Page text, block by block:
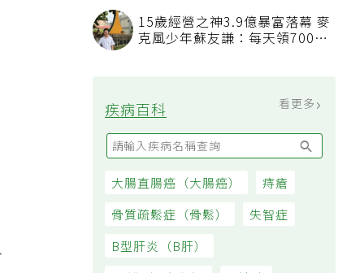
看順位還要看資格
15歲經營之神3.9億暴富落幕 麥
疾病百科